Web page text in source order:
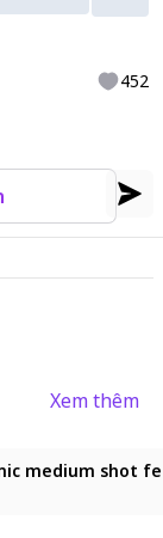
452
Xem thêm
anime
anime
medium shot